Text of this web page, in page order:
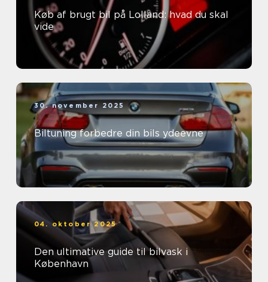
Køb af brugt bil på Lolland: hvad du skal
vide
30. november 2025
Biltuning forbedre din bils ydeevne
04. oktober 2025
Den ultimative guide til bilvask i
København